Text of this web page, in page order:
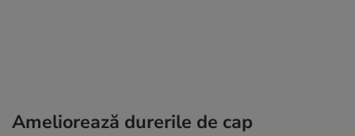
Ameliorează durerile de cap